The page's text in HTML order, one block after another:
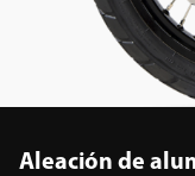
Aleación de